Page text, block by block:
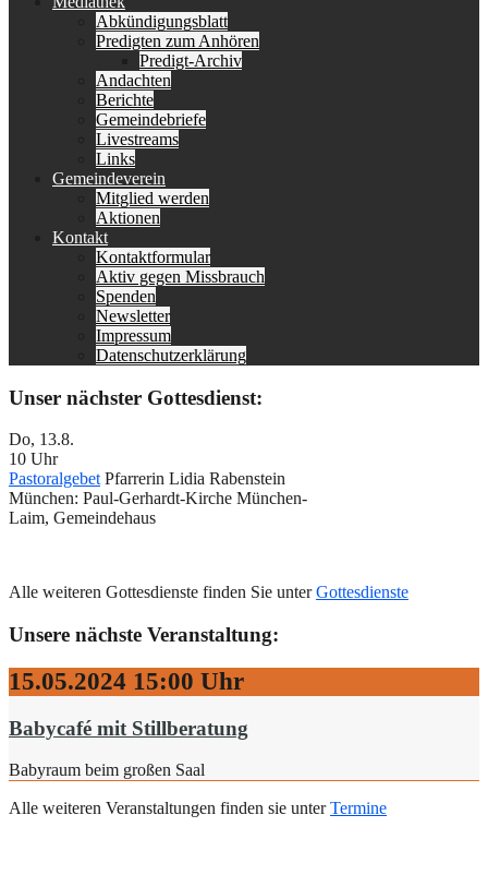
Abkündigungsblatt
Predigten zum Anhören
Predigt-Archiv
Andachten
Berichte
Gemeindebriefe
Livestreams
Links
Gemeindeverein
Mitglied werden
Aktionen
Kontakt
Kontaktformular
Aktiv gegen Missbrauch
Spenden
Newsletter
Impressum
Datenschutzerklärung
Unser nächster Gottesdienst:
Do, 13.8.
10 Uhr
Pastoralgebet Pfarrerin Lidia Rabenstein
München: Paul-Gerhardt-Kirche München-
Laim, Gemeindehaus
Alle weiteren Gottesdienste finden Sie unterGottesdienste
Unsere nächste Veranstaltung:
15.05.2024 15:00 Uhr
Babycafé mit Stillberatung
Babyraum beim großen Saal
Alle weiteren Veranstaltungen finden sie unterTermine